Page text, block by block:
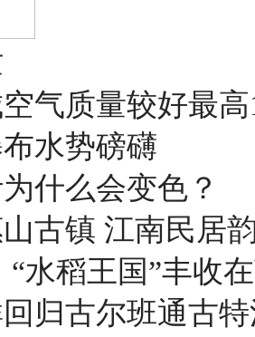
气质量较好最
水势磅礴
什么会变色？
古镇 江南民居
“水稻王国”丰收
归古尔班通古